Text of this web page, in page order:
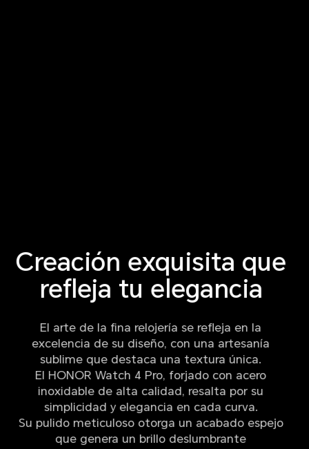
Creación exquisita que
refleja tu elegancia
El arte de la fina relojería se refleja en la
excelencia de su diseño, con una artesanía
sublime que destaca una textura única.
El HONOR Watch 4 Pro, forjado con acero
inoxidable de alta calidad, resalta por su
simplicidad y elegancia en cada curva.
Su pulido meticuloso otorga un acabado espejo
que genera un brillo deslumbrante